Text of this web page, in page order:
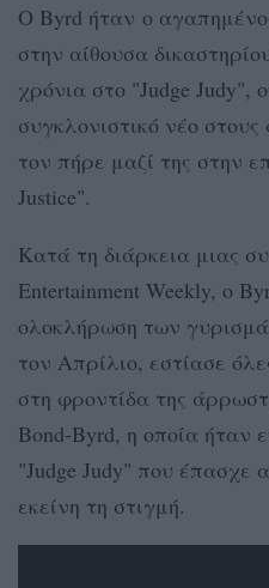
Ο Byrd ήταν ο
στην αίθουσα
χρόνια στο "Judge Judy",
συγκλονιστικό νέο
τον πήρε μαζί της στην
Justice".
Κατά τη διάρκεια μιας
Entertainment Weekly, ο
ολοκλήρωση των
τον Απρίλιο, εστίασε
στη φροντίδα της
Bond-Byrd, η οποία ήταν
"Judge Judy" που έπασχε
εκείνη τη στιγμή.